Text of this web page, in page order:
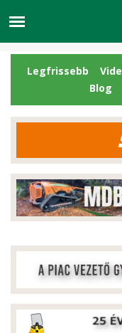
Legfrissebb
Blog